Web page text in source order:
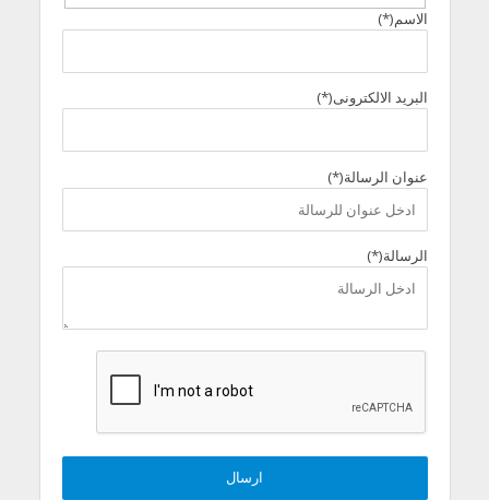
الاسم(*)
البريد الالكترونى(*)
عنوان الرسالة(*)
الرسالة(*)